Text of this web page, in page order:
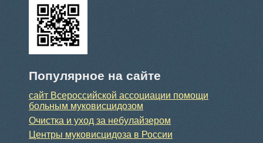
Популярное на сайте
сайт Всероссийской ассоциации помощи
больным муковисцидозом
Очистка и уход за небулайзером
Центры муковисцидоза в России